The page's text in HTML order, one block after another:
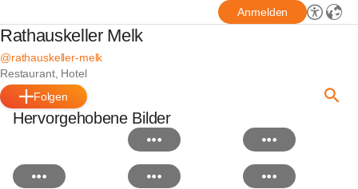
Anmelden
Rathauskeller Melk
@rathauskeller-melk
Restaurant, Hotel
Folgen
Hervorgehobene Bilder